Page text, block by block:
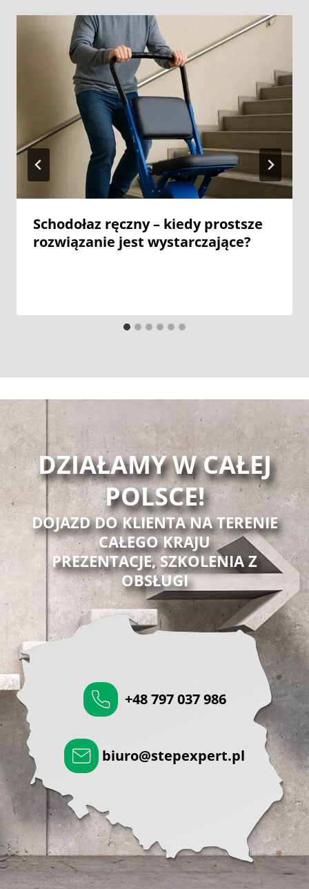
Schodołaz ręczny – kiedy prostsze
rozwiązanie jest wystarczające?
DZIAŁAMY W CAŁEJ
POLSCE!
DOJAZD DO KLIENTA NA TERENIE
CAŁEGO KRAJU
PREZENTACJE, SZKOLENIA Z
OBSŁUGI
+48 797 037 986
biuro@stepexpert.pl